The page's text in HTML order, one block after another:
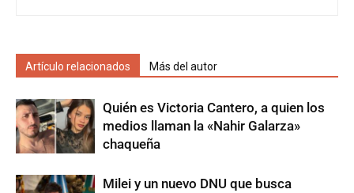
Artículo relacionados Más del autor
Quién es Victoria Cantero, a quien los
medios llaman la «Nahir Galarza»
chaqueña
Milei y un nuevo DNU que busca